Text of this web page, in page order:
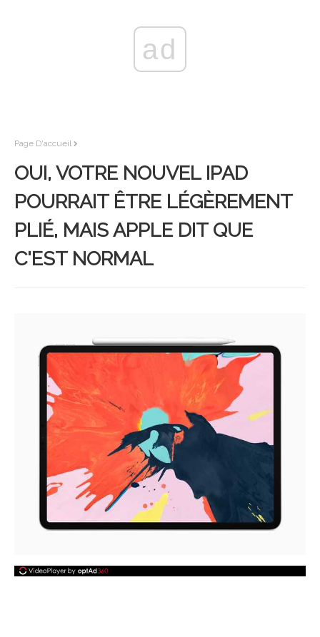
ad
Page D'accueil
OUI, VOTRE NOUVEL IPAD
POURRAIT ÊTRE LÉGÈREMENT
PLIÉ, MAIS APPLE DIT QUE
C'EST NORMAL